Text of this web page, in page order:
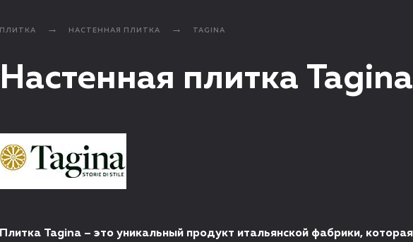
ПЛИТКА НАСТЕННАЯ ПЛИТКА TAGINA
Настенная плитка Tagina
Плитка Tagina – это уникальный продукт итальянской фабрики,